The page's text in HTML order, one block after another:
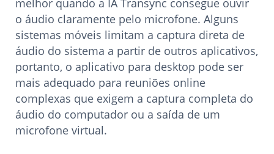
o áudio claramente pelo microfone. Alguns
sistemas móveis limitam a captura direta de
áudio do sistema a partir de outros aplicativos,
portanto, o aplicativo para desktop pode ser
mais adequado para reuniões online
complexas que exigem a captura completa do
áudio do computador ou a saída de um
microfone virtual.